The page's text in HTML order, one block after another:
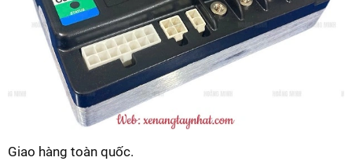
Giao hàng toàn quốc.